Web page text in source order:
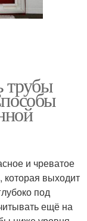
трубы
и чреватое
которая выходит
под
ещё на